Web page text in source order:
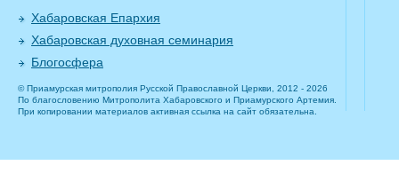
Хабаровская Епархия
Хабаровская духовная семинария
Блогосфера
© Приамурская митрополия Русской Православной Церкви, 2012 - 2026
По благословению Митрополита Хабаровского и Приамурского Артемия.
При копировании материалов активная ссылка на сайт обязательна.